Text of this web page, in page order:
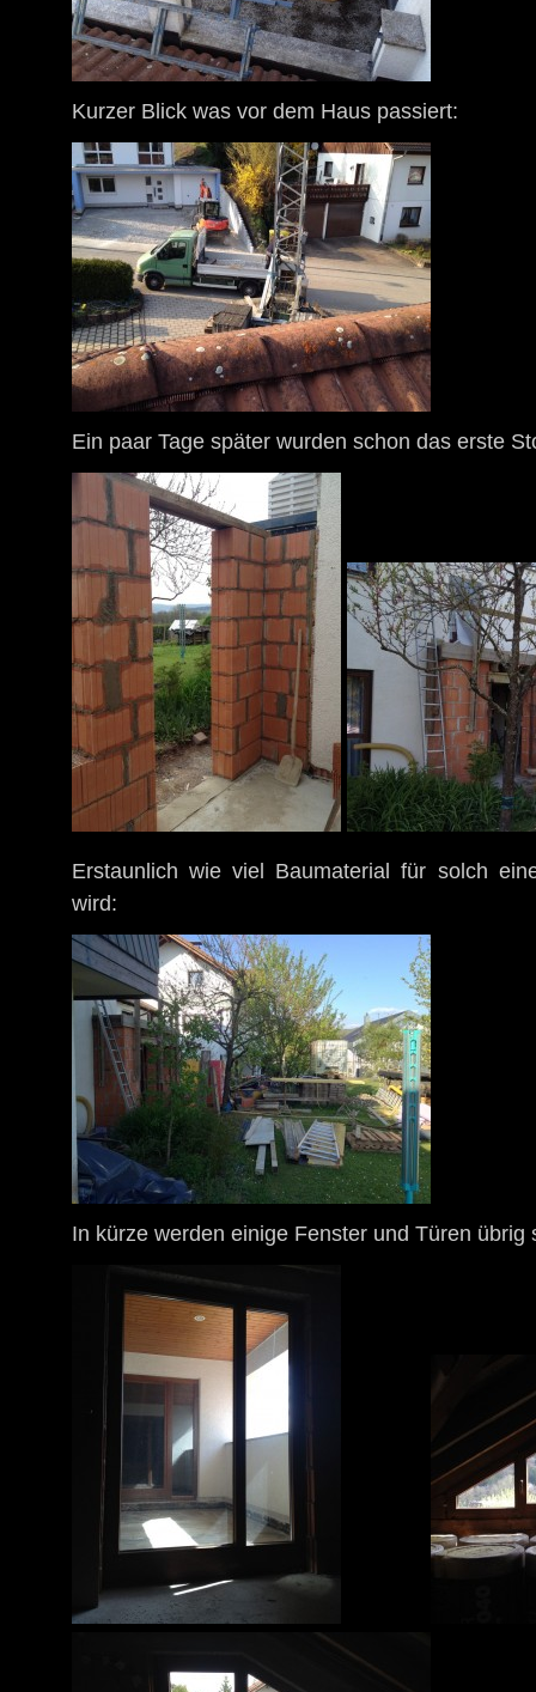
Kurzer Blick was vor dem Haus passiert:
Ein paar Tage später wurden schon das erste
Erstaunlich wie viel Baumaterial für solch
wird:
In kürze werden einige Fenster und Türen übrig